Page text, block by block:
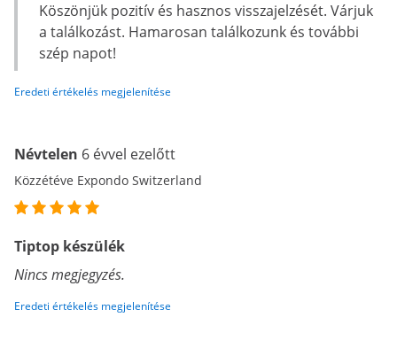
Köszönjük pozitív és hasznos visszajelzését. Várjuk
a találkozást. Hamarosan találkozunk és további
szép napot!
Eredeti értékelés megjelenítése
Névtelen 6 évvel ezelőtt
Közzétéve Expondo Switzerland
Tiptop készülék
Nincs megjegyzés.
Eredeti értékelés megjelenítése